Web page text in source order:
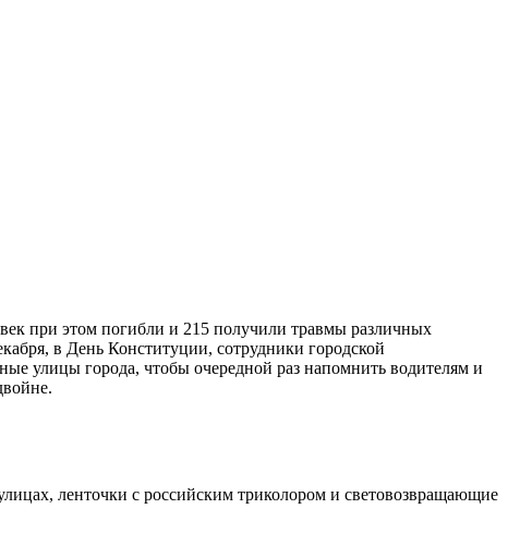
при этом погибли и 215 получили травмы различных
в День Конституции, сотрудники городской
улицы города, чтобы очередной раз напомнить водителям и
ленточки с российским триколором и световозвращающие